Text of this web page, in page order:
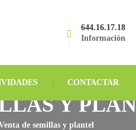
644.16.17.18
Información
CONTACTAR
Y
de semillas y plantel